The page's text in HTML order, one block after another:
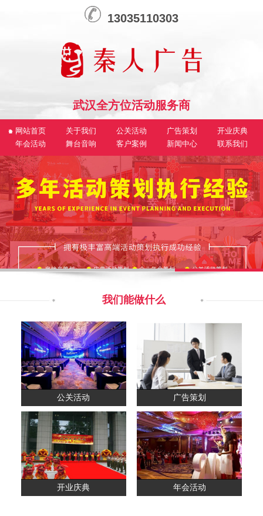
13035110303
武汉全方位活动服务商
网站首页 关于我们 公关活动 广告策划
开业庆典
年会活动
舞台音响 客户案例 新闻中心 联系我们
我们能做什么
公关活动 广告策划
开业庆典 年会活动